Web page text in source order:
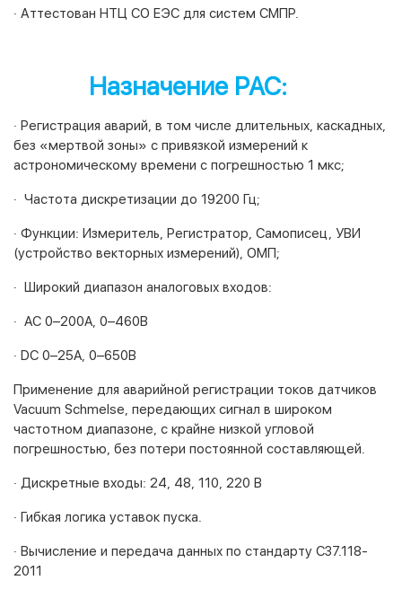
· Аттестован НТЦ СО ЕЭС для систем СМПР.
Назначение РАС:
· Регистрация аварий, в том числе длительных, каскадных,
без «мертвой зоны» с привязкой измерений к
астрономическому времени с погрешностью 1 мкс;
· Частота дискретизации до 19200 Гц;
· Функции: Измеритель, Регистратор, Самописец, УВИ
(устройство векторных измерений), ОМП;
· Широкий диапазон аналоговых входов:
· AC 0–200A, 0–460B
· DC 0–25A, 0–650B
Применение для аварийной регистрации токов датчиков
Vacuum Schmelse, передающих сигнал в широком
частотном диапазоне, с крайне низкой угловой
погрешностью, без потери постоянной составляющей.
· Дискретные входы: 24, 48, 110, 220 В
· Гибкая логика уставок пуска.
· Вычисление и передача данных по стандарту С37.118-
2011